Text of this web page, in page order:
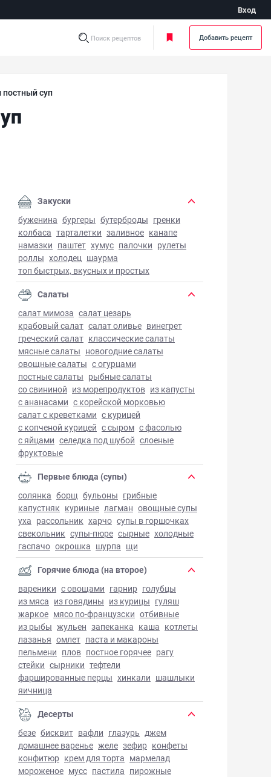
Вход
Поиск рецептов Добавить рецепт
суп
монастырски постный суп - фото готового блюда
Закуски
буженина бургеры бутерброды гренки
колбаса тарталетки заливное канапе
намазки паштет хумус палочки рулеты
роллы холодец шаурма
топ быстрых, вкусных и простых
Салаты
салат мимоза салат цезарь
крабовый салат салат оливье винегрет
греческий салат классические салаты
мясные салаты новогодние салаты
овощные салаты с огурцами
постные салаты рыбные салаты
со свининой из морепродуктов из капусты
с ананасами с корейской морковью
салат с креветками с курицей
с копченой курицей с сыром с фасолью
с яйцами селедка под шубой слоеные
фруктовые
Первые блюда (супы)
солянка борщ бульоны грибные
капустняк куриные лагман овощные супы
уха рассольник харчо супы в горшочках
свекольник супы-пюре сырные холодные
гаспачо окрошка шурпа щи
Горячие блюда (на второе)
вареники с овощами гарнир голубцы
из мяса из говядины из курицы гуляш
жаркое мясо по-французски отбивные
из рыбы жульен запеканка каша котлеты
лазанья омлет паста и макароны
пельмени плов постное горячее рагу
стейки сырники тефтели
фаршированные перцы хинкали шашлыки
яичница
Десерты
безе бисквит вафли глазурь джем
домашнее варенье желе зефир конфеты
конфитюр крем для торта мармелад
мороженое мусс пастила пирожные